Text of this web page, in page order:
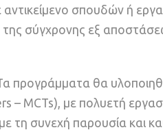
αντικείμενο σπουδών ή
σύγχρονης εξ
προγράμματα θα
MCTs), με πολυετή
τη συνεχή παρουσία και